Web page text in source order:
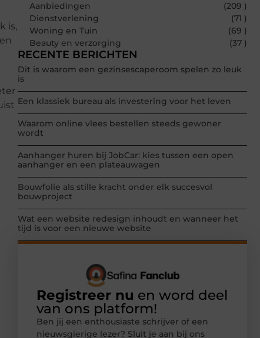
is,
Aanbiedingen
(209 )
Dienstverlening
(71 )
Woning en Tuin
(69 )
Beauty en verzorging
(37 )
RECENTE BERICHTEN
Dit is waarom een gezinsescaperoom spelen zo leuk
is
Een klassiek bureau als investering voor het leven
Waarom online vlees bestellen steeds gewoner
wordt
Aanhanger huren bij JobCar: kies tussen een open
aanhanger en een plateauwagen
Bouwfolie als stille kracht onder elk succesvol
bouwproject
Wat een website redesign inhoudt en wanneer het
tijd is voor een nieuwe website
Registreer nu en word deel
van ons platform!
Ben jij een enthousiaste schrijver of een
nieuwsgierige lezer? Sluit je aan bij ons